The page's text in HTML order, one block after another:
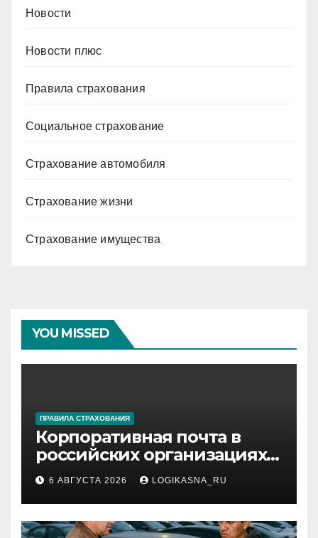
Новости
Новости плюс
Правила страхования
Социальное страхование
Страхование автомобиля
Страхование жизни
Страхование имущества
YOU MISSED
ПРАВИЛА СТРАХОВАНИЯ
Корпоративная почта в
российских организациях:
инфраструктура,
протоколы и безопасность
6 АВГУСТА 2026 LOGIKASNA_RU